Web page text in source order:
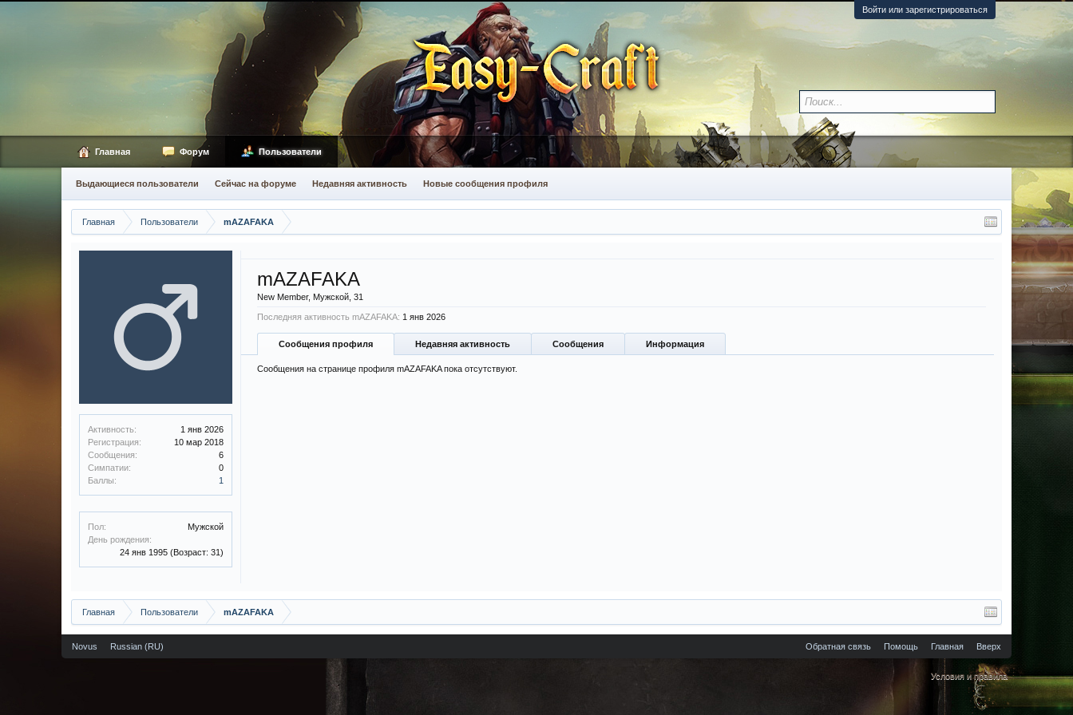
Войти или зарегистрироваться
Главная Пользователи mAZAFAKA
Активность:
1 янв 2026
Регистрация:
10 мар 2018
Сообщения:
6
Симпатии:
0
Баллы:
1
Пол:
Мужской
День рождения:
24 янв 1995 (Возраст: 31)
mAZAFAKA
New Member, Мужской, 31
Последняя активность mAZAFAKA: 1 янв 2026
Сообщения профиля Недавняя активность Сообщения Информация
Сообщения на странице профиля mAZAFAKA пока отсутствуют.
Главная Пользователи mAZAFAKA
Главная Форум Пользователи
Выдающиеся пользователи Сейчас на форуме Недавняя активность Новые сообщения профиля
Novus Russian (RU) Обратная связь Помощь Главная Вверх
Условия и правила